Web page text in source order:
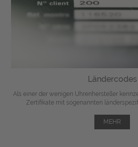
Ländercodes
Als einer der wenigen Uhrenhersteller
Zertifikate mit sogenannten
MEHR